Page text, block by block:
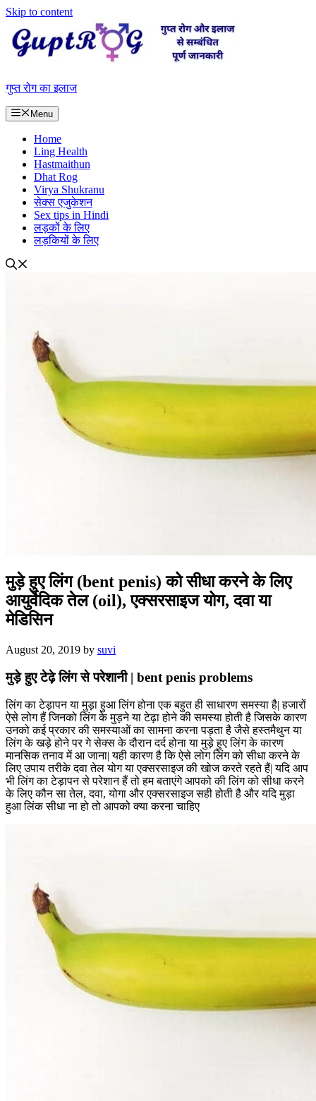
Skip to content
गुप्त रोग का इलाज
Menu
Home
Ling Health
Hastmaithun
Dhat Rog
Virya Shukranu
सेक्स एजुकेशन
Sex tips in Hindi
लड़कों के लिए
लड़कियों के लिए
मुड़े हुए लिंग (bent penis) को सीधा करने के लिए
आयुर्वेदिक तेल (oil), एक्सरसाइज योग, दवा या
मेडिसिन
August 20, 2019 by suvi
मुड़े हुए टेढ़े लिंग से परेशानी | bent penis problems
लिंग का टेड़ापन या मुड़ा हुआ लिंग होना एक बहुत ही साधारण समस्या है| हजारों
ऐसे लोग हैं जिनको लिंग के मुड़ने या टेढ़ा होने की समस्या होती है जिसके कारण
उनको कई प्रकार की समस्याओं का सामना करना पड़ता है जैसे हस्तमैथुन या
लिंग के खड़े होने पर गे सेक्स के दौरान दर्द होना या मुड़े हुए लिंग के कारण
मानसिक तनाव में आ जाना| यही कारण है कि ऐसे लोग लिंग को सीधा करने के
लिए उपाय तरीके दवा तेल योग या एक्सरसाइज की खोज करते रहते हैं| यदि आप
भी लिंग का टेड़ापन से परेशान हैं तो हम बताएंगे आपको की लिंग को सीधा करने
के लिए कौन सा तेल, दवा, योगा और एक्सरसाइज सही होती है और यदि मुड़ा
हुआ लिंक सीधा ना हो तो आपको क्या करना चाहिए